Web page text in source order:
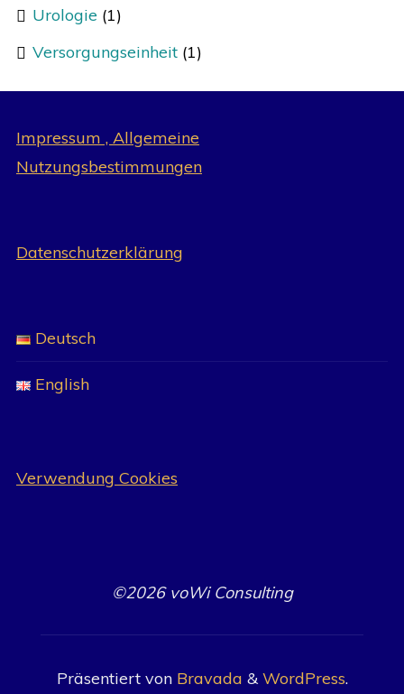
Urologie (1)
Versorgungseinheit (1)
Impressum , Allgemeine
Nutzungsbestimmungen
Datenschutzerklärung
Deutsch
English
Verwendung Cookies
©2026 voWi Consulting
Präsentiert vonBravada & WordPress.